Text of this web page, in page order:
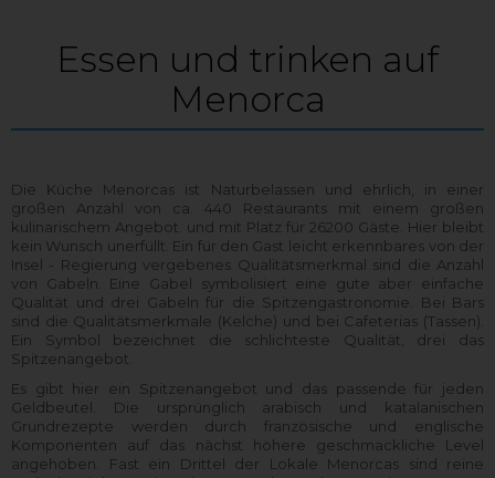
Essen und trinken auf
Menorca
Die Küche Menorcas ist Naturbelassen und ehrlich, in einer
großen Anzahl von ca. 440 Restaurants mit einem großen
kulinarischem Angebot. und mit Platz für 26200 Gäste. Hier bleibt
kein Wunsch unerfüllt. Ein für den Gast leicht erkennbares von der
Insel - Regierung vergebenes Qualitätsmerkmal sind die Anzahl
von Gabeln. Eine Gabel symbolisiert eine gute aber einfache
Qualität und drei Gabeln für die Spitzengastronomie. Bei Bars
sind die Qualitätsmerkmale (Kelche) und bei Cafeterias (Tassen).
Ein Symbol bezeichnet die schlichteste Qualität, drei das
Spitzenangebot.
Es gibt hier ein Spitzenangebot und das passende für jeden
Geldbeutel. Die ursprünglich arabisch und katalanischen
Grundrezepte werden durch französische und englische
Komponenten auf das nächst höhere geschmackliche Level
angehoben. Fast ein Drittel der Lokale Menorcas sind reine